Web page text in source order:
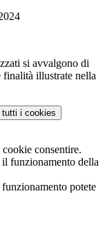
si avvalgono di
finalità illustrate nella
i cookies
consentire.
funzionamento della
potete